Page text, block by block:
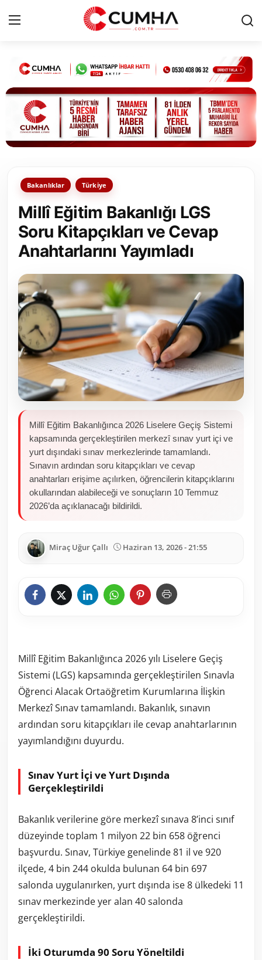
Kurumsal
Cumhurbaşkanlığı
Bakanlıklar
Siyasi Partiler
Yerel Yönetimler
Mülki İdare
Toplum ve Yaşam
Sivil Toplum Kuruluşları
Kamu Kurumları ve Üst Kurullar
Resmi Reklamlar
Bakanlıklar Türkiye
Millî Eğitim Bakanlığı LGS
Soru Kitapçıkları ve Cevap
Anahtarlarını Yayımladı
Millî Eğitim Bakanlığınca 2026 Liselere Geçiş Sistemi
kapsamında gerçekleştirilen merkezî sınav yurt içi ve
yurt dışındaki sınav merkezlerinde tamamlandı.
Sınavın ardından soru kitapçıkları ve cevap
anahtarları erişime açılırken, öğrencilerin kitapçıklarını
okullarından alabileceği ve sonuçların 10 Temmuz
2026’da açıklanacağı bildirildi.
Miraç Uğur Çallı Haziran 13, 2026 - 21:55
Millî Eğitim Bakanlığınca 2026 yılı Liselere Geçiş
Sistemi (LGS) kapsamında gerçekleştirilen Sınavla
Öğrenci Alacak Ortaöğretim Kurumlarına İlişkin
Merkezî Sınav tamamlandı. Bakanlık, sınavın
ardından soru kitapçıkları ile cevap anahtarlarının
yayımlandığını duyurdu.
Sınav Yurt İçi ve Yurt Dışında
Gerçekleştirildi
Bakanlık verilerine göre merkezî sınava 8’inci sınıf
düzeyinde toplam 1 milyon 22 bin 658 öğrenci
başvurdu. Sınav, Türkiye genelinde 81 il ve 920
ilçede, 4 bin 244 okulda bulunan 64 bin 697
salonda uygulanırken, yurt dışında ise 8 ülkedeki 11
sınav merkezinde yer alan 40 salonda
gerçekleştirildi.
İki Oturumda 90 Soru Yöneltildi